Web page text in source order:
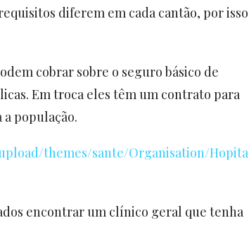
diferem em cada cantão, por isso
cobrar sobre o seguro básico de
Em troca eles têm um contrato para
população.
themes/sante/Organisation/Hopita
encontrar um clínico geral que tenha